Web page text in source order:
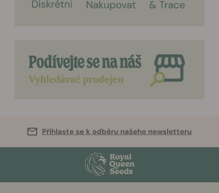
Přihlaste se k odběru našeho newsletteru